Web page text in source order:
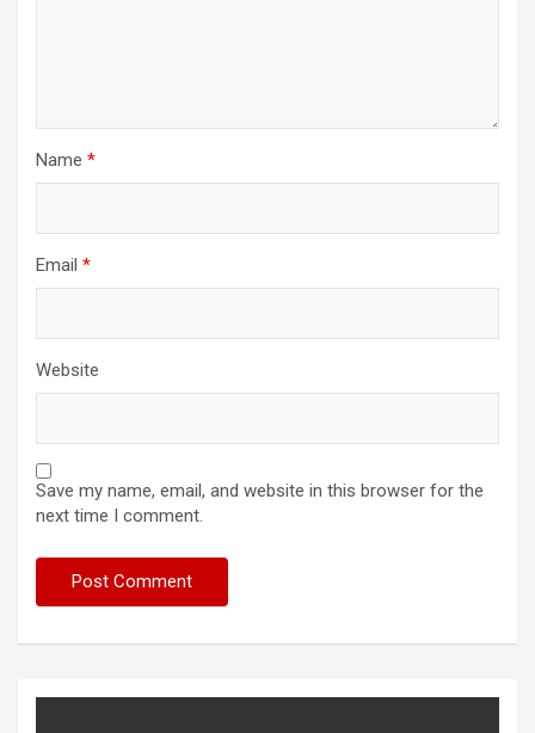
Name *
Email *
Website
Save my name, email, and website in this browser for the
next time I comment.